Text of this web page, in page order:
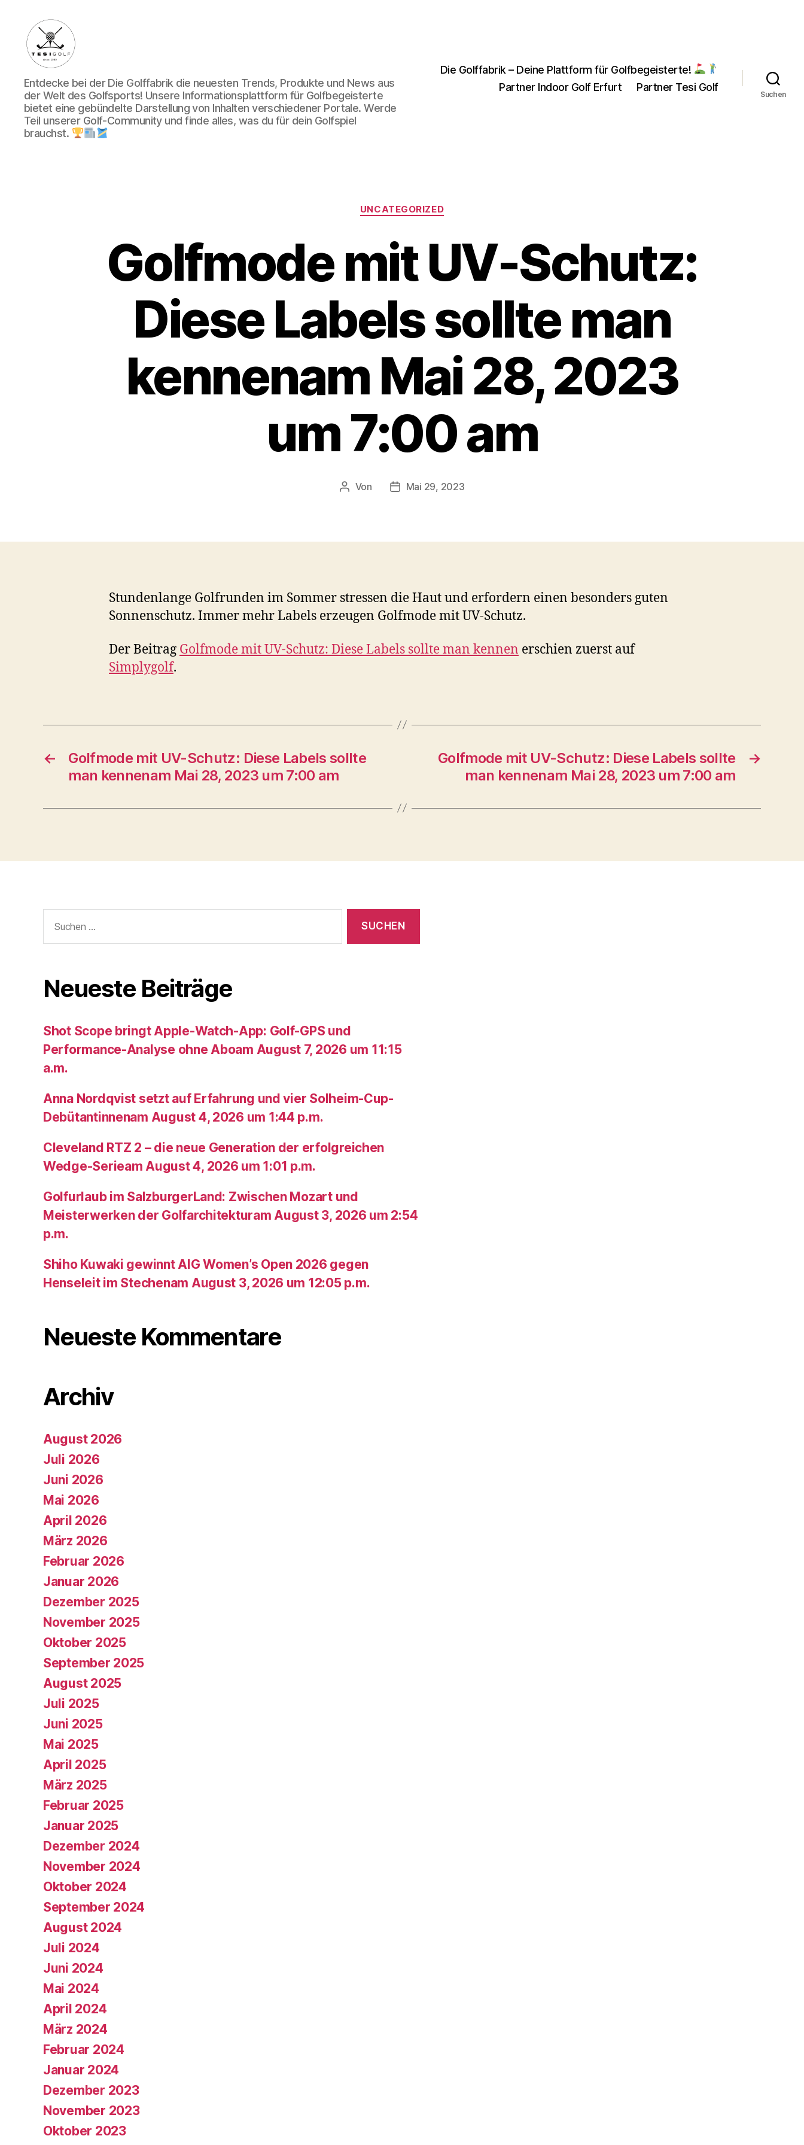
Die
Golffabrik
-
Deine
Plattform
Entdecke bei der Die Golffabrik die neuesten Trends, Produkte und News aus
der Welt des Golfsports! Unsere Informationsplattform für Golfbegeisterte
bietet eine gebündelte Darstellung von Inhalten verschiedener Portale. Werde
Teil unserer Golf-Community und finde alles, was du für dein Golfspiel
brauchst.
Die Golffabrik – Deine Plattform für Golfbegeisterte!
Partner Indoor Golf Erfurt
Partner Tesi Golf
Suchen
Kategorien
UNCATEGORIZED
Golfmode mit UV-Schutz:
Diese Labels sollte man
kennenam Mai 28, 2023
um 7:00 am
Beitragsautor
Von Veröffentlichungsdatum
Mai 29, 2023
Stundenlange Golfrunden im Sommer stressen die Haut und erfordern einen besonders guten
Sonnenschutz. Immer mehr Labels erzeugen Golfmode mit UV-Schutz.
Der Beitrag Golfmode mit UV-Schutz: Diese Labels sollte man kennen erschien zuerst auf
Simplygolf.
←
Golfmode mit UV-Schutz: Diese Labels sollte
man kennenam Mai 28, 2023 um 7:00 am
→
Golfmode mit UV-Schutz: Diese Labels sollte
man kennenam Mai 28, 2023 um 7:00 am
nach:
Neueste Beiträge
Shot Scope bringt Apple-Watch-App: Golf-GPS und
Performance-Analyse ohne Aboam August 7, 2026 um 11:15
a.m.
Anna Nordqvist setzt auf Erfahrung und vier Solheim-Cup-
Debütantinnenam August 4, 2026 um 1:44 p.m.
Cleveland RTZ 2 – die neue Generation der erfolgreichen
Wedge-Serieam August 4, 2026 um 1:01 p.m.
Golfurlaub im SalzburgerLand: Zwischen Mozart und
Meisterwerken der Golfarchitekturam August 3, 2026 um 2:54
p.m.
Shiho Kuwaki gewinnt AIG Women’s Open 2026 gegen
Henseleit im Stechenam August 3, 2026 um 12:05 p.m.
Neueste Kommentare
Archiv
August 2026
Juli 2026
Juni 2026
Mai 2026
April 2026
März 2026
Februar 2026
Januar 2026
Dezember 2025
November 2025
Oktober 2025
September 2025
August 2025
Juli 2025
Juni 2025
Mai 2025
April 2025
März 2025
Februar 2025
Januar 2025
Dezember 2024
November 2024
Oktober 2024
September 2024
August 2024
Juli 2024
Juni 2024
Mai 2024
April 2024
März 2024
Februar 2024
Januar 2024
Dezember 2023
November 2023
Oktober 2023